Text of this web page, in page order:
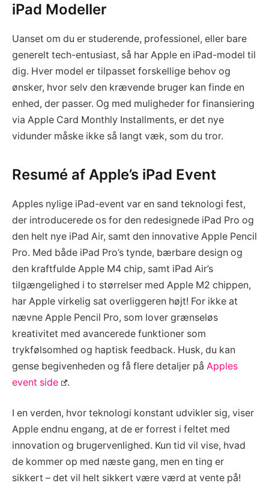
iPad Modeller
Uanset om du er studerende, professionel, eller bare
generelt tech-entusiast, så har Apple en iPad-model til
dig. Hver model er tilpasset forskellige behov og
ønsker, hvor selv den krævende bruger kan finde en
enhed, der passer. Og med muligheder for finansiering
via Apple Card Monthly Installments, er det nye
vidunder måske ikke så langt væk, som du tror.
Resumé af Apple’s iPad Event
Apples nylige iPad-event var en sand teknologi fest,
der introducerede os for den redesignede iPad Pro og
den helt nye iPad Air, samt den innovative Apple Pencil
Pro. Med både iPad Pro’s tynde, bærbare design og
den kraftfulde Apple M4 chip, samt iPad Air’s
tilgængelighed i to størrelser med Apple M2 chippen,
har Apple virkelig sat overliggeren højt! For ikke at
nævne Apple Pencil Pro, som lover grænseløs
kreativitet med avancerede funktioner som
trykfølsomhed og haptisk feedback. Husk, du kan
gense begivenheden og få flere detaljer på Apples
event side
.
I en verden, hvor teknologi konstant udvikler sig, viser
Apple endnu engang, at de er forrest i feltet med
innovation og brugervenlighed. Kun tid vil vise, hvad
de kommer op med næste gang, men en ting er
sikkert – det vil helt sikkert være værd at vente på!